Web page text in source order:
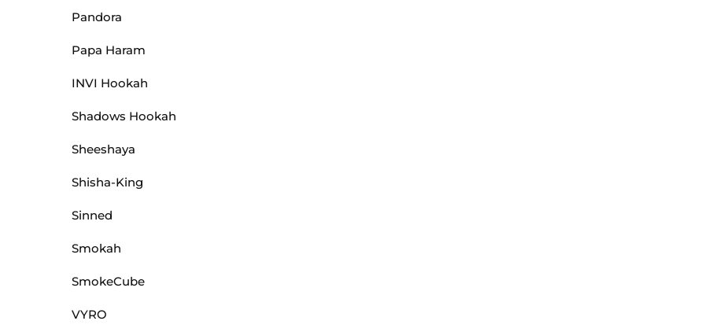
Pandora
Papa Haram
INVI Hookah
Shadows Hookah
Sheeshaya
Shisha-King
Sinned
Smokah
SmokeCube
VYRO